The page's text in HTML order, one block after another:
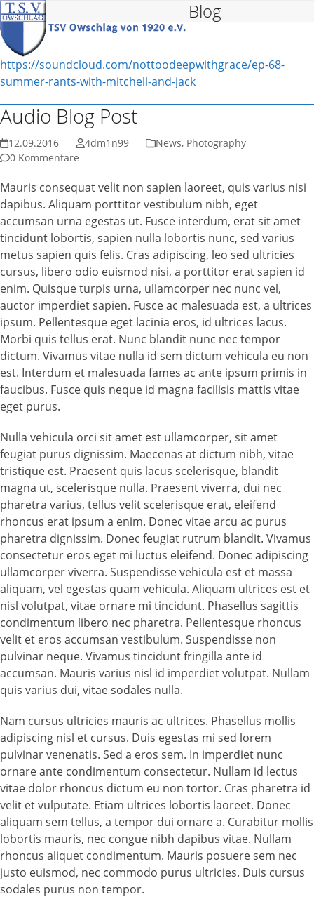
Skip
to
content
Open
mobile
menu
Close
mobile
menu
Blog
https://soundcloud.com/nottoodeepwithgrace/ep-68-
summer-rants-with-mitchell-and-jack
Audio Blog Post
12.09.2016 4dm1n99 News, Photography
0 Kommentare
Mauris consequat velit non sapien laoreet, quis varius nisi
dapibus. Aliquam porttitor vestibulum nibh, eget
accumsan urna egestas ut. Fusce interdum, erat sit amet
tincidunt lobortis, sapien nulla lobortis nunc, sed varius
metus sapien quis felis. Cras adipiscing, leo sed ultricies
cursus, libero odio euismod nisi, a porttitor erat sapien id
enim. Quisque turpis urna, ullamcorper nec nunc vel,
auctor imperdiet sapien. Fusce ac malesuada est, a ultrices
ipsum. Pellentesque eget lacinia eros, id ultrices lacus.
Morbi quis tellus erat. Nunc blandit nunc nec tempor
dictum. Vivamus vitae nulla id sem dictum vehicula eu non
est. Interdum et malesuada fames ac ante ipsum primis in
faucibus. Fusce quis neque id magna facilisis mattis vitae
eget purus.
Nulla vehicula orci sit amet est ullamcorper, sit amet
feugiat purus dignissim. Maecenas at dictum nibh, vitae
tristique est. Praesent quis lacus scelerisque, blandit
magna ut, scelerisque nulla. Praesent viverra, dui nec
pharetra varius, tellus velit scelerisque erat, eleifend
rhoncus erat ipsum a enim. Donec vitae arcu ac purus
pharetra dignissim. Donec feugiat rutrum blandit. Vivamus
consectetur eros eget mi luctus eleifend. Donec adipiscing
ullamcorper viverra. Suspendisse vehicula est et massa
aliquam, vel egestas quam vehicula. Aliquam ultrices est et
nisl volutpat, vitae ornare mi tincidunt. Phasellus sagittis
condimentum libero nec pharetra. Pellentesque rhoncus
velit et eros accumsan vestibulum. Suspendisse non
pulvinar neque. Vivamus tincidunt fringilla ante id
accumsan. Mauris varius nisl id imperdiet volutpat. Nullam
quis varius dui, vitae sodales nulla.
Nam cursus ultricies mauris ac ultrices. Phasellus mollis
adipiscing nisl et cursus. Duis egestas mi sed lorem
pulvinar venenatis. Sed a eros sem. In imperdiet nunc
ornare ante condimentum consectetur. Nullam id lectus
vitae dolor rhoncus dictum eu non tortor. Cras pharetra id
velit et vulputate. Etiam ultrices lobortis laoreet. Donec
aliquam sem tellus, a tempor dui ornare a. Curabitur mollis
lobortis mauris, nec congue nibh dapibus vitae. Nullam
rhoncus aliquet condimentum. Mauris posuere sem nec
justo euismod, nec commodo purus ultricies. Duis cursus
sodales purus non tempor.